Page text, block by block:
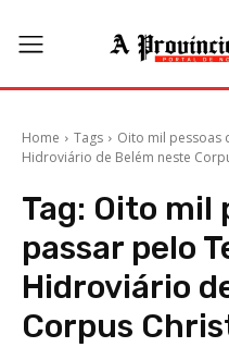
Home Tags
Oito mil pessoas
Hidroviário de Belém neste
Tag: Oito mil
passar pelo
Hidroviário
Corpus